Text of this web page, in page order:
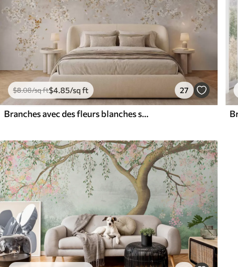
$8.08/sq ft$4 .85/sq ft 27
Branches avec des fleurs blanches sur un fond beige clair